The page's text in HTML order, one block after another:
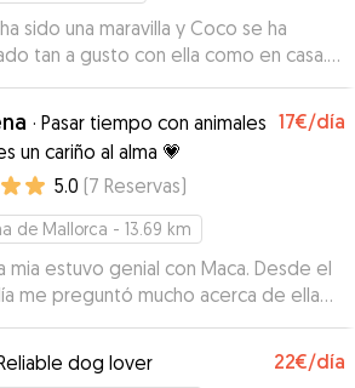
sido una maravilla y Coco se ha
tan a gusto con ella como en casa.
Estamos felices de haberte
🥰
· Pasar tiempo con animales
un cariño al alma 💗
17€/día
5.0 (7 Reservas)
de Mallorca - 13.69 km
mia estuvo genial con Maca. Desde el
me preguntó mucho acerca de ella
la estancia lo más parecido a casa.
me pasaba fotos y me decía
Mía. Fue super cariñosa con ella y
dog lover 22€/día